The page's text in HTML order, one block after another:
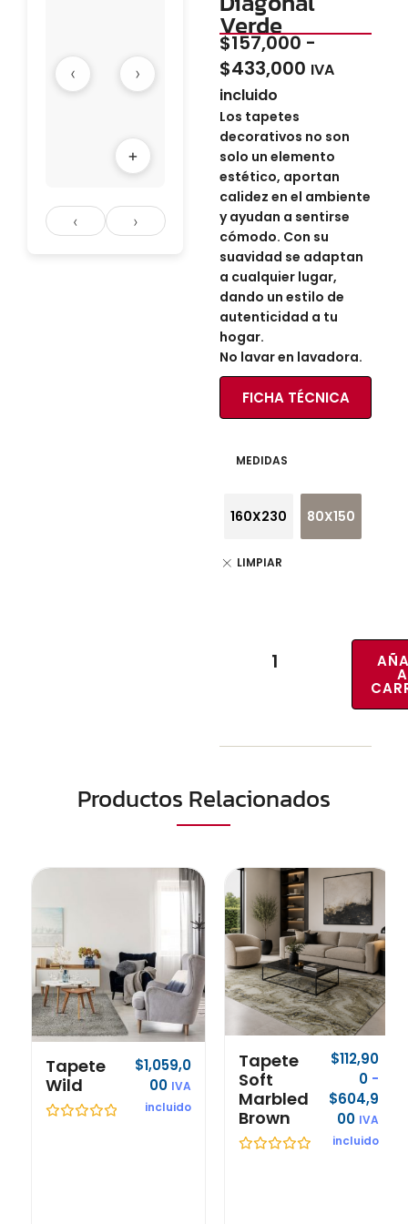
Verde
$157,000-
$433,000 IVA
incluido
Los tapetes
decorativos no son
solo un elemento
estético, aportan
calidez en el ambiente
y ayudan a sentirse
cómodo. Con su
suavidad se adaptan
a cualquier lugar,
dando un estilo de
autenticidad a tu
hogar.
No lavar en lavadora.
FICHA TÉCNICA
MEDIDAS
160X230 80X150
LIMPIAR
+
‹ ›
‹ ›
Productos Relacionados
Tapete
Wild
$1,059,0
00 IVA
incluido
Tapete
Soft
Marbled
Brown
$112,90
0 -
$604,9
00 IVA
incluido